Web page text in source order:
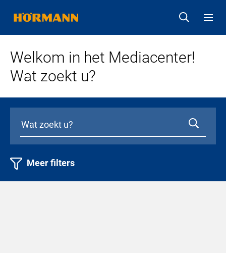
Welkom in het Mediacenter!
Wat zoekt u?
Meer filters